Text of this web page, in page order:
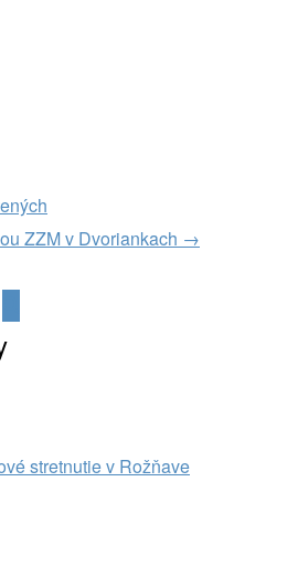
ZZM v Dvoriankach→
stretnutie v Rožňave